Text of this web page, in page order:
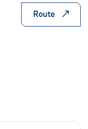
Route